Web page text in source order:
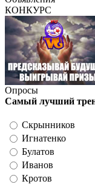
КОНКУРС
Опросы
Самый лучший
Скрынников
Игнатенко
Булатов
Иванов
Кротов